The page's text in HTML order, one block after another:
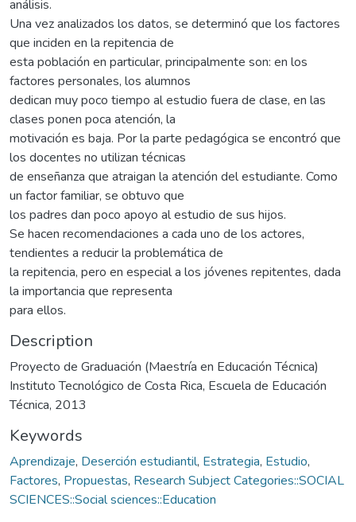
análisis.
Una vez analizados los datos, se determinó que los factores
que inciden en la repitencia de
esta población en particular, principalmente son: en los
factores personales, los alumnos
dedican muy poco tiempo al estudio fuera de clase, en las
clases ponen poca atención, la
motivación es baja. Por la parte pedagógica se encontró que
los docentes no utilizan técnicas
de enseñanza que atraigan la atención del estudiante. Como
un factor familiar, se obtuvo que
los padres dan poco apoyo al estudio de sus hijos.
Se hacen recomendaciones a cada uno de los actores,
tendientes a reducir la problemática de
la repitencia, pero en especial a los jóvenes repitentes, dada
la importancia que representa
para ellos.
Description
Proyecto de Graduación (Maestría en Educación Técnica)
Instituto Tecnológico de Costa Rica, Escuela de Educación
Técnica, 2013
Keywords
Aprendizaje, Deserción estudiantil, Estrategia, Estudio,
Factores, Propuestas, Research Subject Categories::SOCIAL
SCIENCES::Social sciences::Education